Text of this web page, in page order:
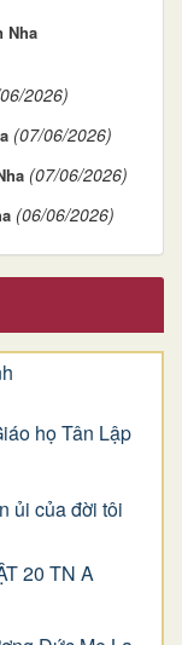
Nha
2026)
(07/06/2026)
(07/06/2026)
(06/06/2026)
họ Tân Lập
ủi của đời tôi
20 TN A